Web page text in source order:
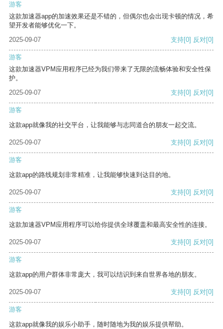
游客
这款加速器app的加速效果还是不错的，但偶尔也会出现卡顿的情况，希
望开发者能够优化一下。
2025-09-07
支持[0] 反对[0]
游客
这款加速器VPM应用程序已经为我们带来了无限的流畅体验和安全性保
护。
2025-09-07
支持[0] 反对[0]
游客
这款app就像我的社交平台，让我能够与志同道合的朋友一起交流。
2025-09-07 支持[0] 反对[0]
游客
这款app的路线规划非常精准，让我能够快速到达目的地。
2025-09-07 支持[0] 反对[0]
游客
这款加速器VPM应用程序可以给你提供全球覆盖和最高安全性的连接。
2025-09-07 支持[0] 反对[0]
游客
这款app的用户群体非常庞大，我可以结识到来自世界各地的朋友。
2025-09-07 支持[0] 反对[0]
游客
这款app就像我的娱乐小助手，随时随地为我的娱乐提供帮助。